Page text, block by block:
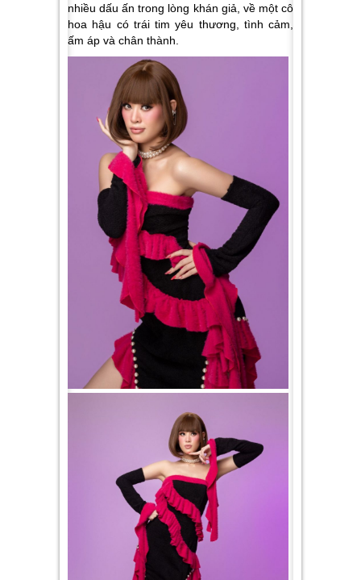
nhiều dấu ấn trong lòng khán giả, về một cô
hoa hậu có trái tim yêu thương, tình cảm,
ấm áp và chân thành.